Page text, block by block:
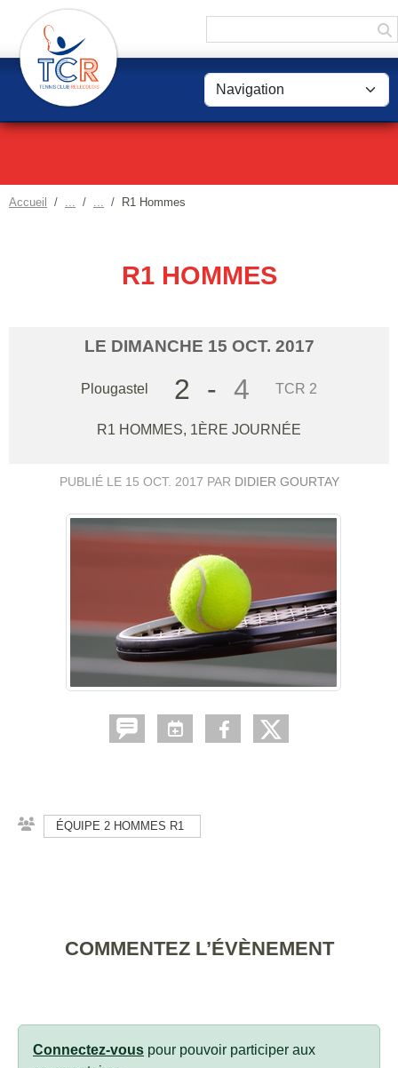
Accueil R1 Hommes
R1 HOMMES
LE DIMANCHE 15 OCT. 2017
Plougastel 2 - 4 TCR 2
R1 HOMMES, 1ÈRE JOURNÉE
PUBLIÉ LE 15 OCT. 2017 PAR DIDIER GOURTAY
ÉQUIPE 2 HOMMES R1
COMMENTEZ L’ÉVÈNEMENT
Connectez-vous pour pouvoir participer aux
Panneau de gestion des cookies